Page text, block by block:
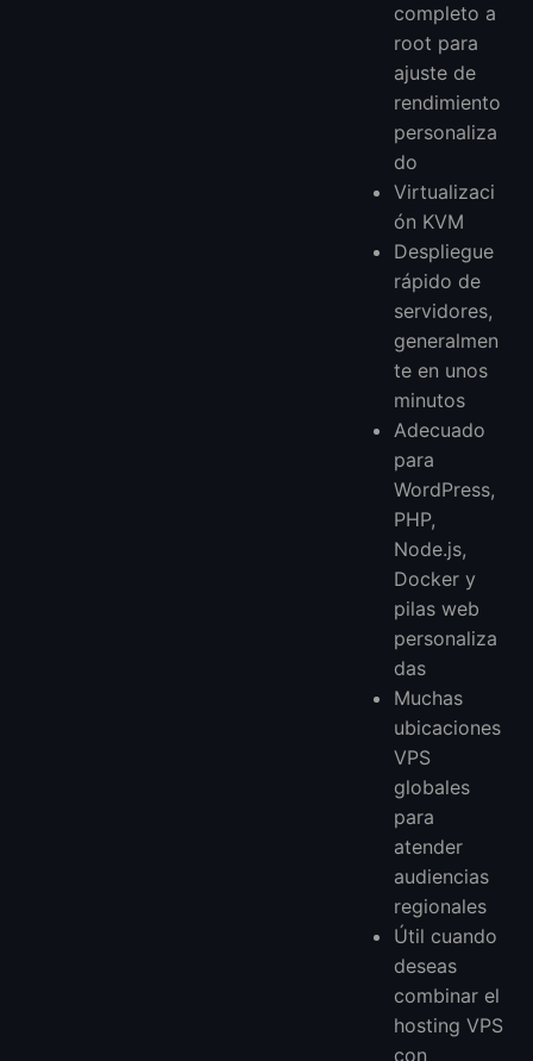
completo a
root para
ajuste de
rendimiento
personaliza
do
Virtualizaci
ón KVM
Despliegue
rápido de
servidores,
generalmen
te en unos
minutos
Adecuado
para
WordPress,
PHP,
Node.js,
Docker y
pilas web
personaliza
das
Muchas
ubicaciones
VPS
globales
para
atender
audiencias
regionales
Útil cuando
deseas
combinar el
hosting VPS
con